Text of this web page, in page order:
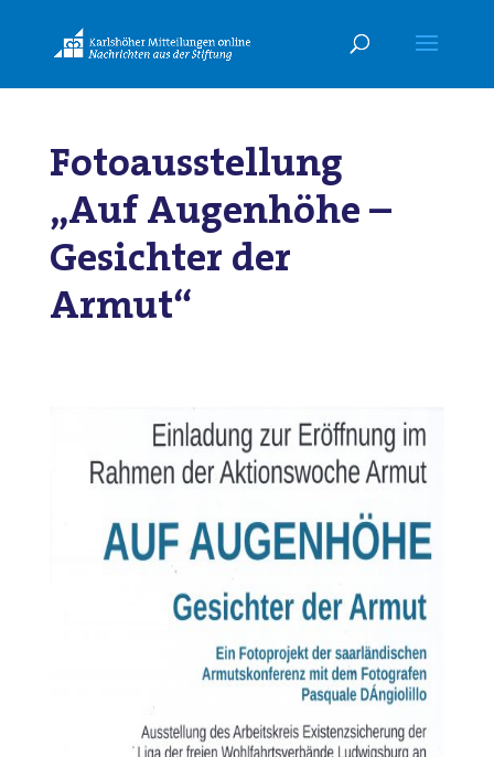
Fotoausstellung
„Auf Augenhöhe –
Gesichter der
Armut“